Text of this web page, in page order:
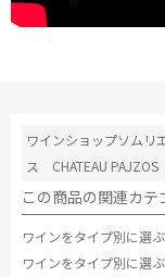
ワインショップソムリ
ス CHATEAU PAJZOS
この商品の関連カテ
ワインをタイプ別に選
ワインをタイプ別に選